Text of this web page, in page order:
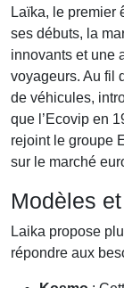
Laïka, le premier
ses débuts, la
innovants et une
voyageurs. Au fil
de véhicules,
que l’Ecovip en
rejoint le groupe
sur le marché
Modèles
Laika propose
répondre aux